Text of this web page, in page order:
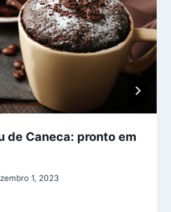
de Caneca: pronto em
1, 2023